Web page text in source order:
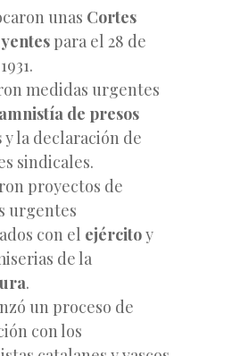
unas Cortes
para el 28 de
medidas urgentes
amnistía de presos
y la declaración de
sindicales.
proyectos de
urgentes
con el ejércitoy
de la
.
un proceso de
con los